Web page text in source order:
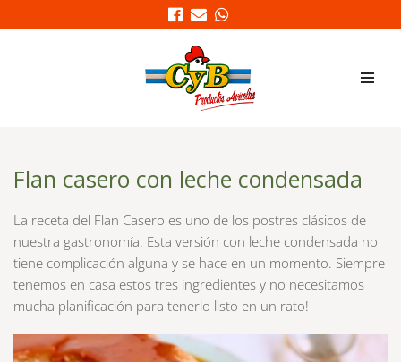
Flan casero con leche condensada
La receta del Flan Casero es uno de los postres clásicos de
nuestra gastronomía. Esta versión con leche condensada no
tiene complicación alguna y se hace en un momento. Siempre
tenemos en casa estos tres ingredientes y no necesitamos
mucha planificación para tenerlo listo en un rato!